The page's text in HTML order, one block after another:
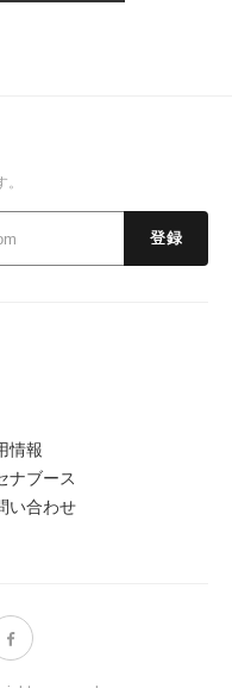
情報
ナブース
い合わせ
登録